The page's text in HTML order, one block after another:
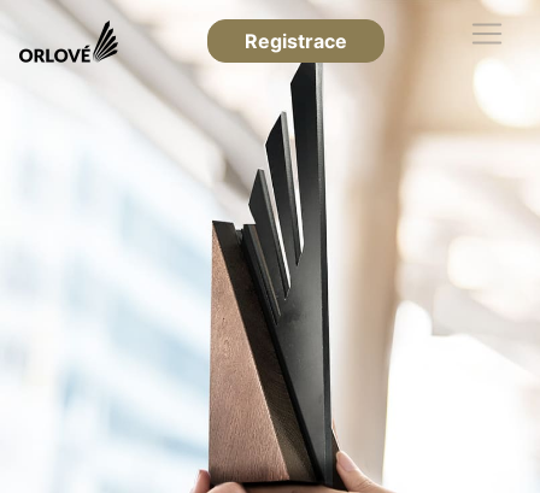
Registrace